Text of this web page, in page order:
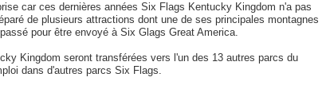
car ces dernières années Six Flags Kentucky Kingdom n'a pas
de plusieurs attractions dont une de ses principales montagnes
pour être envoyé à Six Glags Great America.
Kingdom seront transférées vers l'un des 13 autres parcs du
dans d'autres parcs Six Flags.